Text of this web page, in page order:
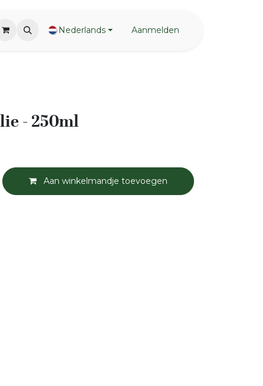
Nederlands Aanmelden
- 250ml
Aan winkelmandje toevoegen